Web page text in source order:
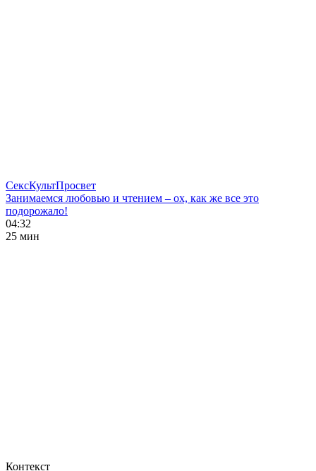
СексКультПросвет
Занимаемся любовью и чтением – ох, как же все это
подорожало!
04:32
25 мин
Контекст